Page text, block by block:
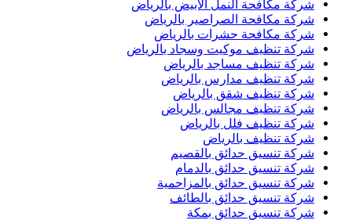
شركة مكافحة النمل الابيض بالرياض
شركة مكافحة الصراصير بالرياض
شركة مكافحة حشرات بالرياض
شركة تنظيف موكيت وسجاد بالرياض
شركة تنظيف مساجد بالرياض
شركة تنظيف مدارس بالرياض
شركة تنظيف شقق بالرياض
شركة تنظيف مجالس بالرياض
شركة تنظيف فلل بالرياض
شركة تنظيف بالرياض
شركة تنسيق حدائق بالقصيم
شركة تنسيق حدائق بالدمام
شركة تنسيق حدائق بالمزاحمية
شركة تنسيق حدائق بالطائف
شركة تنسيق حدائق بمكة